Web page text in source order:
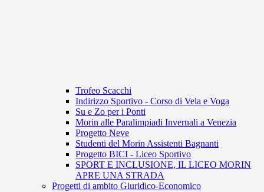
Trofeo Scacchi
Indirizzo Sportivo - Corso di Vela e Voga
Su e Zo per i Ponti
Morin alle Paralimpiadi Invernali a Venezia
Progetto Neve
Studenti del Morin Assistenti Bagnanti
Progetto BICI - Liceo Sportivo
SPORT E INCLUSIONE, IL LICEO MORIN
APRE UNA STRADA
Progetti di ambito Giuridico-Economico